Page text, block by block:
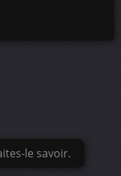
le savoir.